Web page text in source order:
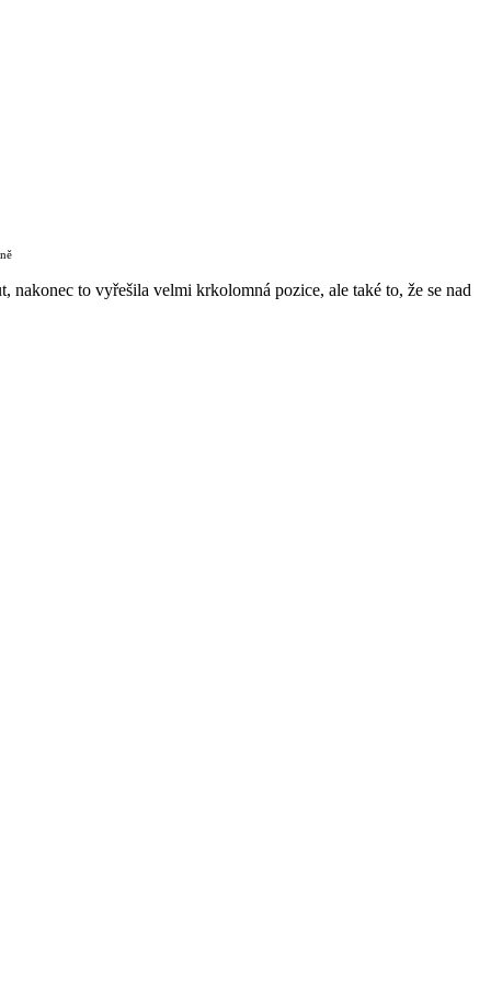
to vyřešila velmi krkolomná pozice, ale také to, že se nad